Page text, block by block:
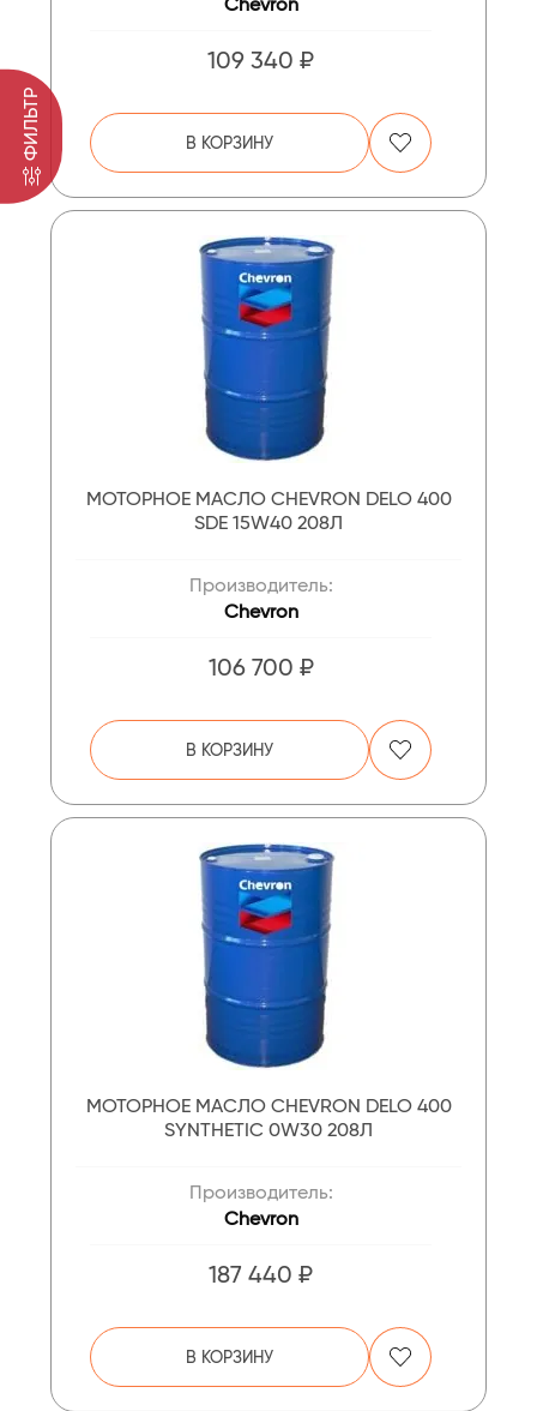
ФИЛЬТР
109 340 ₽
В КОРЗИНУ
МОТОРНОЕ МАСЛО CHEVRON DELO 400
SDE 15W40 208Л
Производитель:
Chevron
106 700 ₽
В КОРЗИНУ
МОТОРНОЕ МАСЛО CHEVRON DELO 400
SYNTHETIC 0W30 208Л
Производитель:
Chevron
187 440 ₽
В КОРЗИНУ